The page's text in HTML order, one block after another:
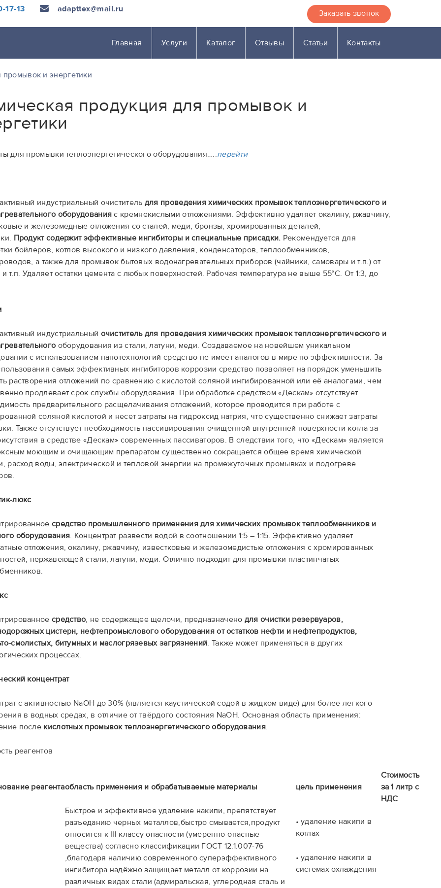
17-13 adapttex@mail.ru Заказать звонок
Главная Услуги Каталог Отзывы Статьи Контакты
и энергетики
продукция для промывок и
для промывки теплоэнергетического оборудования…..перейти
индустриальный очиститель для проведения химических промывок теплоэнергетического и
оборудованияс кремнекислыми отложениями. Эффективно удаляет окалину, ржавчину,
и железомедные отложения со сталей, меди, бронзы, хромированных деталей,
Продукт содержит эффективные ингибиторы и специальные присадки. Рекомендуется для
бойлеров, котлов высокого и низкого давления, конденсаторов, теплообменников,
а также для промывок бытовых водонагревательных приборов (чайники, самовары и т.п.) от
и т.п. Удаляет остатки цемента с любых поверхностей. Рабочая температура не выше 55°С. От 1:3, до
индустриальный очиститель для проведения химических промывок теплоэнергетического и
оборудования из стали, латуни, меди. Создаваемое на новейшем уникальном
с использованием нанотехнологий средство не имеет аналогов в мире по эффективности. За
самых эффективных ингибиторов коррозии средство позволяет на порядок уменьшить
растворения отложений по сравнению с кислотой соляной ингибированной или её аналогами, чем
продлевает срок службы оборудования. При обработке средством «Дескам» отсутствует
предварительного расщелачивания отложений, которое проводится при работе с
соляной кислотой и несет затраты на гидроксид натрия, что существенно снижает затраты
Также отсутствует необходимость пассивирования очищенной внутренней поверхности котла за
в средстве «Дескам» современных пассиваторов. В следствии того, что «Дескам» является
моющим и очищающим препаратом существенно сокращается общее время химической
расход воды, электрической и тепловой энергии на промежуточных промывках и подогреве
люкс
средство промышленного применения для химических промывок теплообменников и
оборудования. Концентрат развести водой в соотношении 1:5 – 1:15. Эффективно удаляет
отложения, окалину, ржавчину, известковые и железомедистые отложения с хромированных
нержавеющей стали, латуни, меди. Отлично подходит для промывки пластинчатых
средство, не содержащее щелочи, предназначено для очистки резервуаров,
цистерн, нефтепромыслового оборудования от остатков нефти и нефтепродуктов,
смолистых, битумных и маслогрязевых загрязнений. Также может применяться в других
процессах.
концентрат
с активностью NaOH до 30% (является каустической содой в жидком виде) для более лёгкого
в водных средах, в отличие от твёрдого состояния NaOH. Основная область применения:
после кислотных промывок теплоэнергетического оборудования.
реагентов
реагентаобласть применения и обрабатываемые материалы цель применения
Стоимость
за 1 литр с
НДС
Быстрое и эффективное удаление накипи, препятствует
разъеданию черных металлов,быстро смывается,продукт
относится к III классу опасности (умеренно-опасные
вещества) согласно классификации ГОСТ 12.1.007-76
,благодаря наличию современного суперэффективного
ингибитора надёжно защищает металл от коррозии на
различных видах стали (адмиральская, углеродная сталь и
• удаление накипи в
котлах
• удаление накипи в
системах охлаждения